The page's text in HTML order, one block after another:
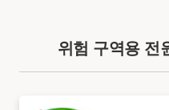
위험 구역용 전